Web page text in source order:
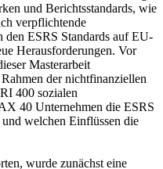
Berichterstattung
und Berichtsstandards, wie
verpflichtende
ESRS Standards auf EU-
Herausforderungen. Vor
Masterarbeit
der nichtfinanziellen
400 sozialen
40 Unternehmen die ESRS
welchen Einflüssen die